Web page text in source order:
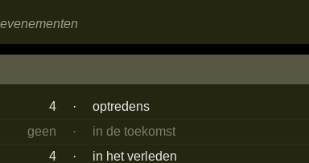
4 ·
optredens
geen
·
in de toekomst
4
· in het verleden